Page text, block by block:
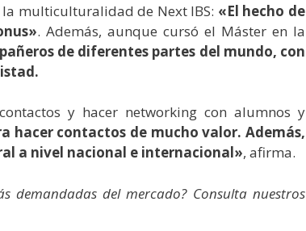
la multiculturalidad de Next IBS: «El hecho de
. Además, aunque cursó el Máster en la
de diferentes partes del mundo, con
y hacer networking con alumnos y
hacer contactos de mucho valor. Además,
a nivel nacional e internacional», afirma.
demandadas del mercado? Consulta nuestros